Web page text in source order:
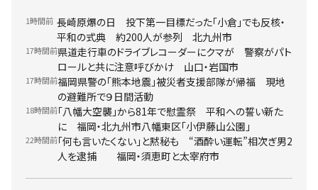
1時間前 長崎原爆の日 投下第一目標だった「小倉」でも反核・
平和の式典 約200人が参列 北九州市
17時間前県道走行車のドライブレコーダーにクマが 警察がパト
ロールと共に注意呼びかけ 山口・岩国市
17時間前福岡県警の「熊本地震」被災者支援部隊が帰福 現地
の避難所で９日間活動
18時間前「八幡大空襲」から81年で慰霊祭 平和への誓い新た
に 福岡・北九州市八幡東区「小伊藤山公園」
22時間前「何も言いたくない」と黙秘も “酒酔い運転”相次ぎ男2
人を逮捕 福岡・須恵町と太宰府市